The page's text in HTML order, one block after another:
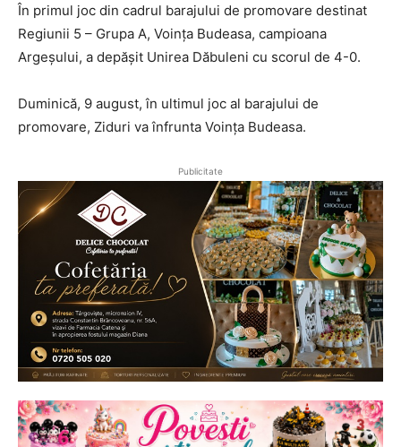
În primul joc din cadrul barajului de promovare destinat
Regiunii 5 – Grupa A, Voința Budeasa, campioana
Argeșului, a depășit Unirea Dăbuleni cu scorul de 4-0.
Duminică, 9 august, în ultimul joc al barajului de
promovare, Ziduri va înfrunta Voința Budeasa.
Publicitate